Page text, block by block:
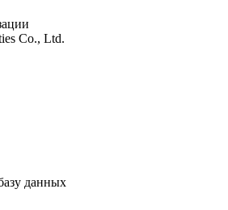
Co., Ltd.
данных